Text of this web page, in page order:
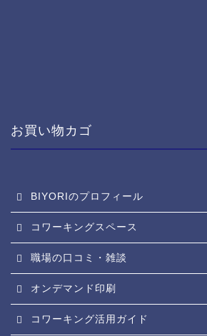
お買い物カゴ
BIYORIのプロフィール
コワーキングスペース
職場の口コミ・雑談
オンデマンド印刷
コワーキング活用ガイド